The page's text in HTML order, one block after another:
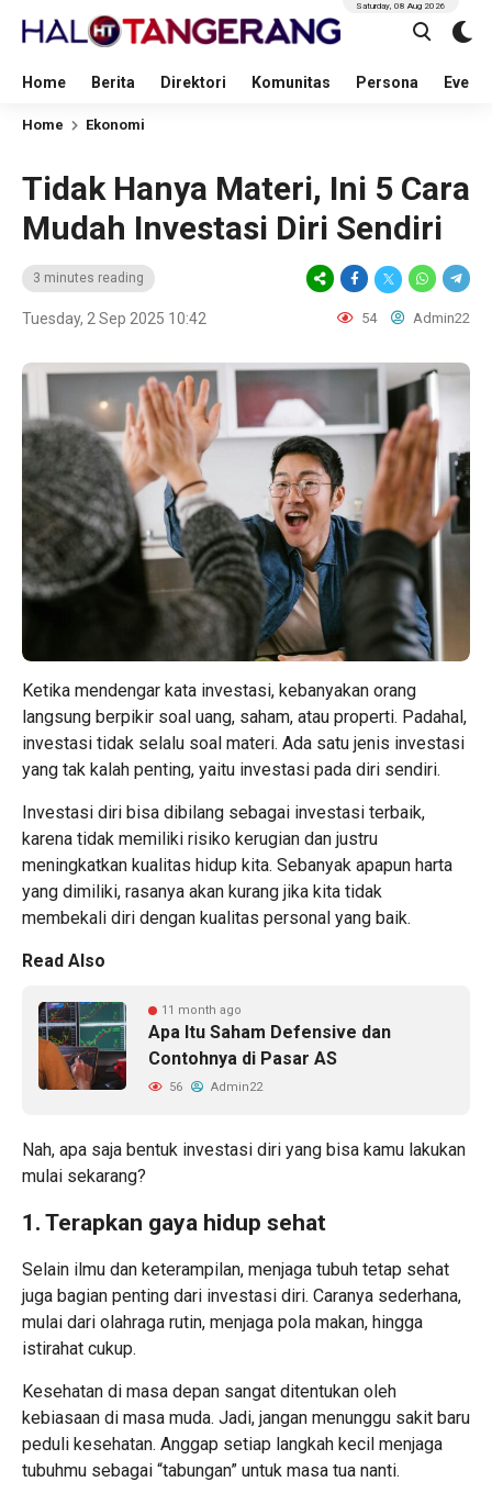
Home Berita Direktori Komunitas Persona Event
Saturday, 08 Aug 2026
Home Ekonomi
Tidak Hanya Materi, Ini 5 Cara
Mudah Investasi Diri Sendiri
3 minutes reading
Tuesday, 2 Sep 2025 10:42 54 Admin22
Ketika mendengar kata investasi, kebanyakan orang
langsung berpikir soal uang, saham, atau properti. Padahal,
investasi tidak selalu soal materi. Ada satu jenis investasi
yang tak kalah penting, yaitu investasi pada diri sendiri.
Investasi diri bisa dibilang sebagai investasi terbaik,
karena tidak memiliki risiko kerugian dan justru
meningkatkan kualitas hidup kita. Sebanyak apapun harta
yang dimiliki, rasanya akan kurang jika kita tidak
membekali diri dengan kualitas personal yang baik.
Read Also
11 month ago
Apa Itu Saham Defensive dan
Contohnya di Pasar AS
56 Admin22
Nah, apa saja bentuk investasi diri yang bisa kamu lakukan
mulai sekarang?
1. Terapkan gaya hidup sehat
Selain ilmu dan keterampilan, menjaga tubuh tetap sehat
juga bagian penting dari investasi diri. Caranya sederhana,
mulai dari olahraga rutin, menjaga pola makan, hingga
istirahat cukup.
Kesehatan di masa depan sangat ditentukan oleh
kebiasaan di masa muda. Jadi, jangan menunggu sakit baru
peduli kesehatan. Anggap setiap langkah kecil menjaga
tubuhmu sebagai “tabungan” untuk masa tua nanti.